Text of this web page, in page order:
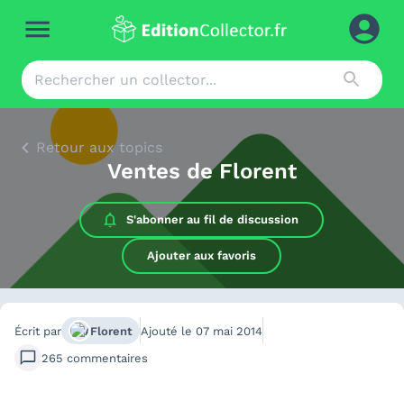
Retour aux topics
Ventes de Florent
S'abonner au fil de discussion
Ajouter aux favoris
Écrit par Florent Ajouté le 07 mai 2014
265 commentaires